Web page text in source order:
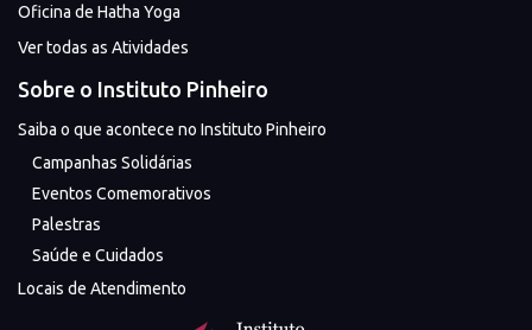
Oficina de Hatha Yoga
Ver todas as Atividades
Sobre o Instituto Pinheiro
Saiba o que acontece no Instituto Pinheiro
Campanhas Solidárias
Eventos Comemorativos
Palestras
Saúde e Cuidados
Locais de Atendimento